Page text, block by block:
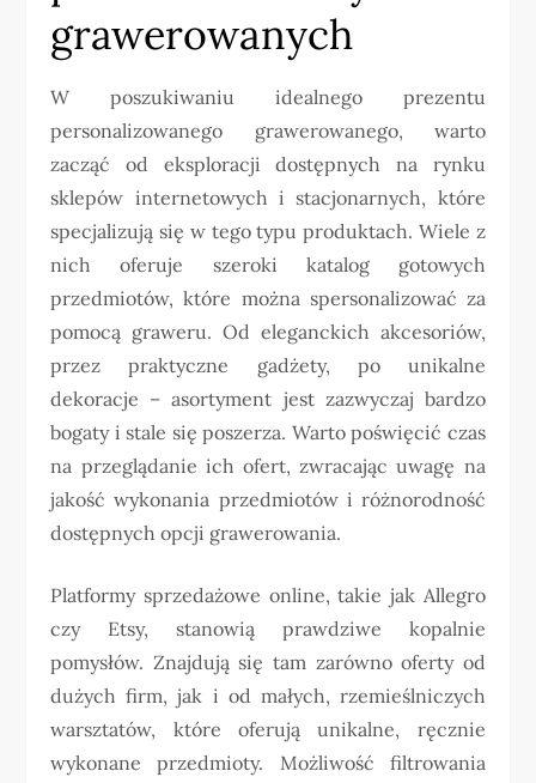
grawerowanych
W poszukiwaniu idealnego prezentu
personalizowanego grawerowanego, warto
zacząć od eksploracji dostępnych na rynku
sklepów internetowych i stacjonarnych, które
specjalizują się w tego typu produktach. Wiele z
nich oferuje szeroki katalog gotowych
przedmiotów, które można spersonalizować za
pomocą graweru. Od eleganckich akcesoriów,
przez praktyczne gadżety, po unikalne
dekoracje – asortyment jest zazwyczaj bardzo
bogaty i stale się poszerza. Warto poświęcić czas
na przeglądanie ich ofert, zwracając uwagę na
jakość wykonania przedmiotów i różnorodność
dostępnych opcji grawerowania.
Platformy sprzedażowe online, takie jak Allegro
czy Etsy, stanowią prawdziwe kopalnie
pomysłów. Znajdują się tam zarówno oferty od
dużych firm, jak i od małych, rzemieślniczych
warsztatów, które oferują unikalne, ręcznie
wykonane przedmioty. Możliwość filtrowania